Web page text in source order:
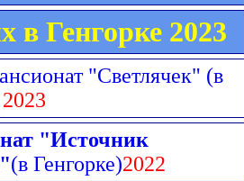
в Генгорке 2023
"Светлячек" (в
2023
"Источник
(в Генгорке)2022